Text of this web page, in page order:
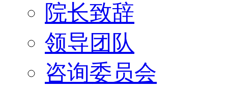
院长致辞
领导团队
咨询委员会